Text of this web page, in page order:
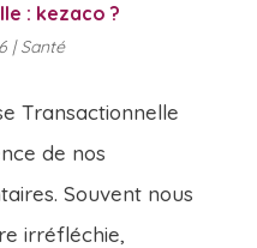
: kezaco ?
|Santé
Transactionnelle
de nos
Souvent nous
irréfléchie,